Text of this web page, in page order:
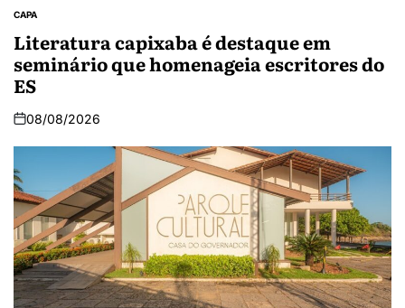
CAPA
Literatura capixaba é destaque em
seminário que homenageia escritores do
ES
08/08/2026